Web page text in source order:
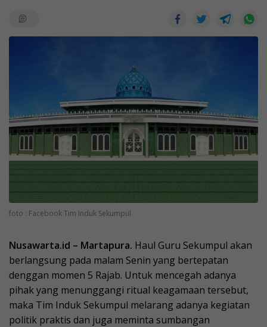
foto : Facebook Tim Induk Sekumpul
Nusawarta.id – Martapura. Haul Guru Sekumpul akan
berlangsung pada malam Senin yang bertepatan
denggan momen 5 Rajab. Untuk mencegah adanya
pihak yang menunggangi ritual keagamaan tersebut,
maka Tim Induk Sekumpul melarang adanya kegiatan
politik praktis dan juga meminta sumbangan